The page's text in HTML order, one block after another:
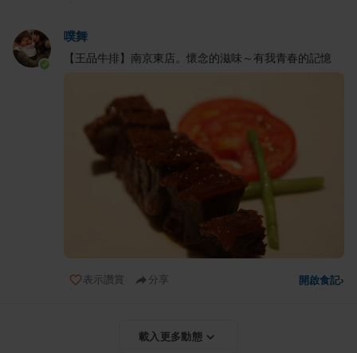
噗舞
【王品牛排】南京東店。懷念的滋味～有我青春的記憶
表示讚賞 分享 開啟食記›
載入更多動態